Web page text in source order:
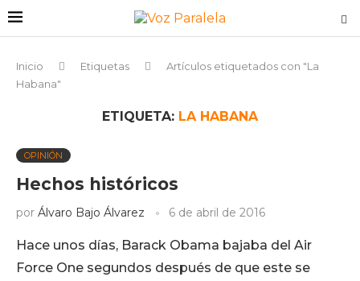
Inicio Etiquetas
Artículos etiquetados con "La
Habana"
ETIQUETA: LA HABANA
OPINIÓN
Hechos históricos
por Álvaro Bajo Álvarez 6 de abril de 2016
Hace unos días, Barack Obama bajaba del Air
Force One segundos después de que este se